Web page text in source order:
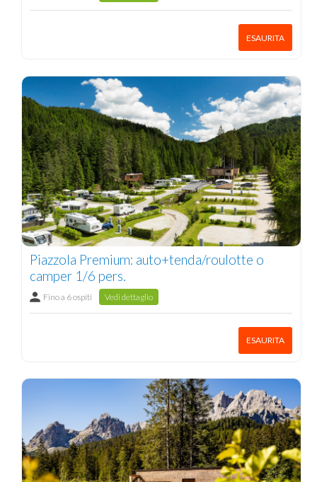
ESAURITA
Piazzola Premium: auto+tenda/roulotte o
camper 1/6 pers.
Fino a 6 ospiti Vedi dettaglio
ESAURITA